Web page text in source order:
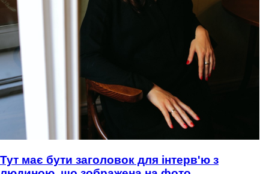
Тут має бути заголовок для інтерв'ю з